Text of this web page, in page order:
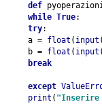
def
while True
try:
a = float ( input (
b = float ( input (
break
except
print ( "Inserire